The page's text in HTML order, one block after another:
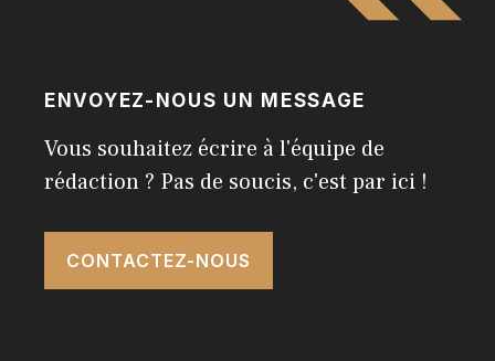
ENVOYEZ-NOUS UN MESSAGE
Vous souhaitez écrire à l'équipe de
rédaction ? Pas de soucis, c'est par ici !
CONTACTEZ-NOUS